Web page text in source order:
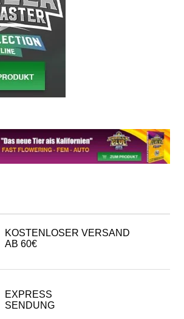
KOSTENLOSER VERSAND
AB 60€
EXPRESS
SENDUNG